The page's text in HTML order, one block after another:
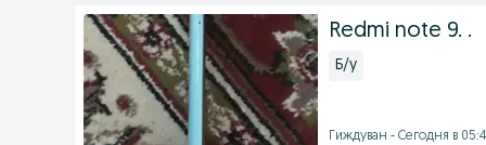
Redmi note 9. .
Б/у
Гиждуван - Сегодня в